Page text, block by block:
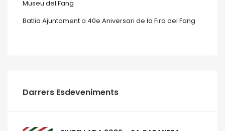
Museu del Fang
Batlia Ajuntamenta 40e Aniversari de la Fira del Fang
Darrers Esdeveniments